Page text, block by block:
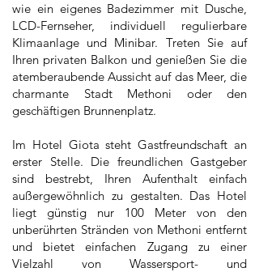
wie ein eigenes Badezimmer mit Dusche,
LCD-Fernseher, individuell regulierbare
Klimaanlage und Minibar. Treten Sie auf
Ihren privaten Balkon und genießen Sie die
atemberaubende Aussicht auf das Meer, die
charmante Stadt Methoni oder den
geschäftigen Brunnenplatz.
Im Hotel Giota steht Gastfreundschaft an
erster Stelle. Die freundlichen Gastgeber
sind bestrebt, Ihren Aufenthalt einfach
außergewöhnlich zu gestalten. Das Hotel
liegt günstig nur 100 Meter von den
unberührten Stränden von Methoni entfernt
und bietet einfachen Zugang zu einer
Vielzahl von Wassersport- und